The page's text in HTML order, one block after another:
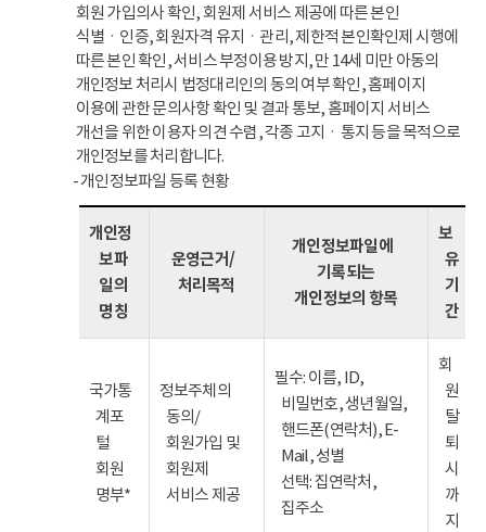
회원 가입의사 확인, 회원제 서비스 제공에 따른 본인
식별ㆍ인증, 회원자격 유지ㆍ관리, 제한적 본인확인제 시행에
따른 본인 확인, 서비스 부정이용 방지, 만 14세 미만 아동의
개인정보 처리시 법정대리인의 동의 여부 확인, 홈페이지
이용에 관한 문의사항 확인 및 결과 통보, 홈페이지 서비스
개선을 위한 이용자 의견 수렴, 각종 고지ㆍ통지 등을 목적으로
개인정보를 처리합니다.
- 개인정보파일 등록 현황
개인정
보파
일의
명칭
운영근거/
처리목적
개인정보파일에
기록되는
개인정보의 항목
보
유
기
간
국가통
계포
털
회원
명부*
정보주체의
동의/
회원가입 및
회원제
서비스 제공
필수: 이름, ID,
비밀번호, 생년월일,
핸드폰(연락처), E-
Mail, 성별
선택: 집연락처,
집주소
회
원
탈
퇴
시
까
지